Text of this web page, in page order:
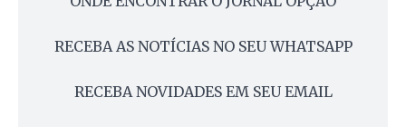
RECEBA AS NOTÍCIAS NO SEU WHATSAPP
RECEBA NOVIDADES EM SEU EMAIL